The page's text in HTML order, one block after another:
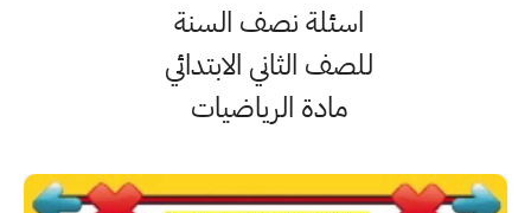
اسئلة نصف السنة
للصف الثاني الابتدائي
مادة الرياضيات